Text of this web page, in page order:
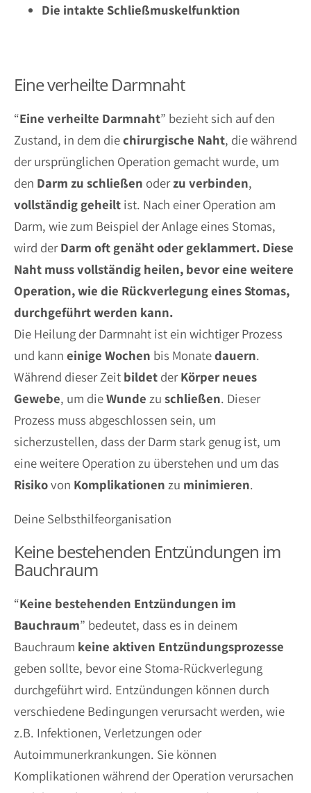
Die intakte Schließmuskelfunktion
Eine verheilte Darmnaht
“Eine verheilte Darmnaht” bezieht sich auf den
Zustand, in dem diechirurgische Naht, die während
der ursprünglichen Operation gemacht wurde, um
den Darm zu schließen oderzu verbinden,
vollständig geheilt ist. Nach einer Operation am
Darm, wie zum Beispiel der Anlage eines Stomas,
wird derDarm oft genäht oder geklammert. Diese
Naht muss vollständig heilen, bevor eine weitere
Operation, wie die Rückverlegung eines Stomas,
durchgeführt werden kann.
Die Heilung der Darmnaht ist ein wichtiger Prozess
und kann einige Wochen bis Monatedauern.
Während dieser Zeit bildet derKörper neues
Gewebe, um dieWunde zu schließen. Dieser
Prozess muss abgeschlossen sein, um
sicherzustellen, dass der Darm stark genug ist, um
eine weitere Operation zu überstehen und um das
Risikovon Komplikationen zu minimieren.
Deine Selbsthilfeorganisation
Keine bestehenden Entzündungen im
Bauchraum
“Keine bestehenden Entzündungen im
Bauchraum” bedeutet, dass es in deinem
Bauchraum keine aktiven Entzündungsprozesse
geben sollte, bevor eine Stoma-Rückverlegung
durchgeführt wird. Entzündungen können durch
verschiedene Bedingungen verursacht werden, wie
z.B. Infektionen, Verletzungen oder
Autoimmunerkrankungen. Sie können
Komplikationen während der Operation verursachen